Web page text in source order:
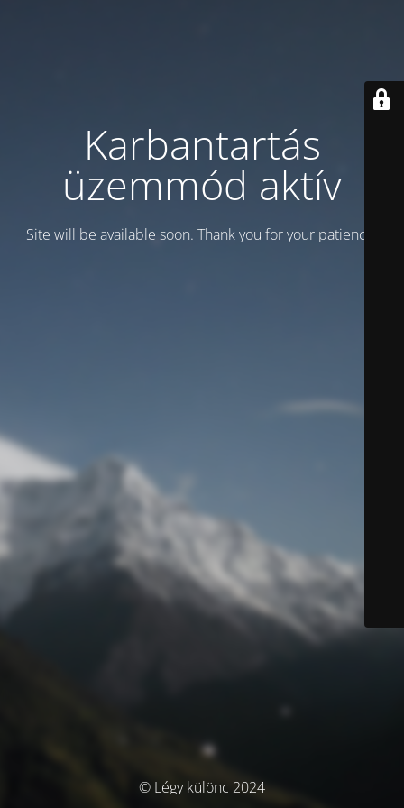
Karbantartás
üzemmód aktív
Site will be available soon. Thank you for your patience!
© Légy különc 2024